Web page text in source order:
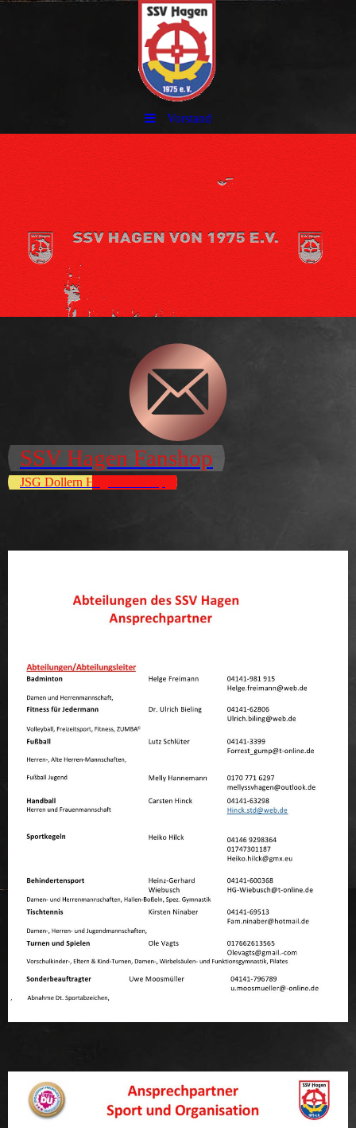
Vorstand
SSV Hagen Fanshop
JSG Dollern Hagen Fanshop